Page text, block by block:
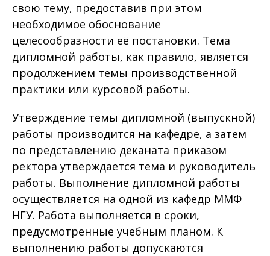
свою тему, предоставив при этом
необходимое обоснование
целесообразности её постановки. Тема
дипломной работы, как правило, является
продолжением темы производственной
практики или курсовой работы.
Утверждение темы дипломной (выпускной)
работы производится на кафедре, а затем
по представлению деканата приказом
ректора утверждается тема и руководитель
работы. Выполнение дипломной работы
осуществляется на одной из кафедр ММФ
НГУ. Работа выполняется в сроки,
предусмотренные учебным планом. К
выполнению работы допускаются